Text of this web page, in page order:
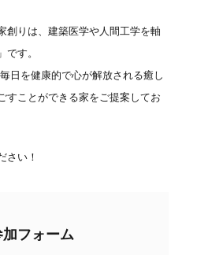
創りは、建築医学や人間工学を軸
です。
日を健康的で心が解放される癒し
すことができる家をご提案してお
さい！
加フォーム